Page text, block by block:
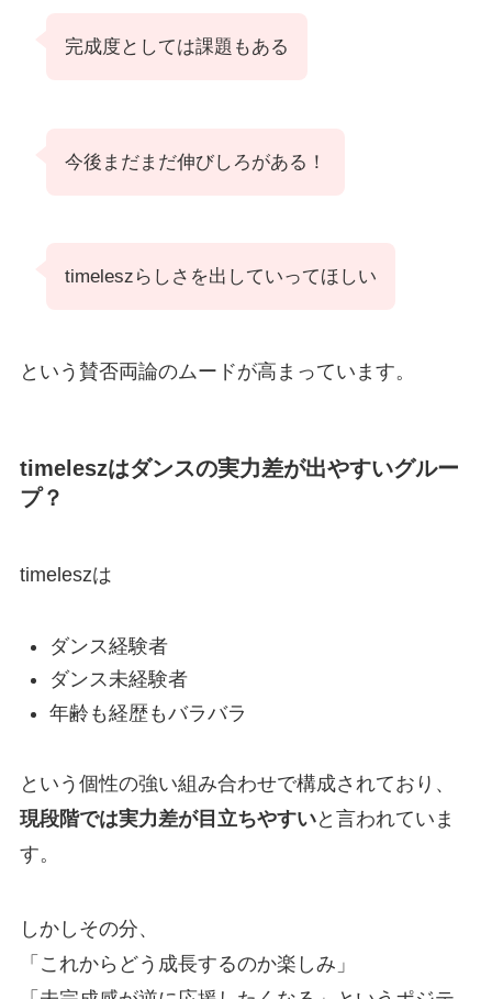
完成度としては課題もある
今後まだまだ伸びしろがある！
timeleszらしさを出していってほしい
という賛否両論のムードが高まっています。
timeleszはダンスの実力差が出やすいグルー
プ？
timeleszは
ダンス経験者
ダンス未経験者
年齢も経歴もバラバラ
という個性の強い組み合わせで構成されており、
現段階では実力差が目立ちやすいと言われていま
す。
しかしその分、
「これからどう成長するのか楽しみ」